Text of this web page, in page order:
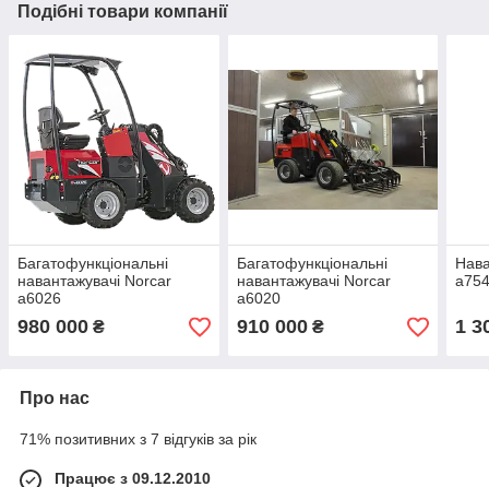
Подібні товари компанії
Багатофункціональні
навантажувачі Norcar
a6026
980 000 ₴
Багатофункціональні
навантажувачі Norcar
a6020
910 000₴ 1
Про нас
71% позитивних з 7 відгуків за рік
Працює з 09.12.2010